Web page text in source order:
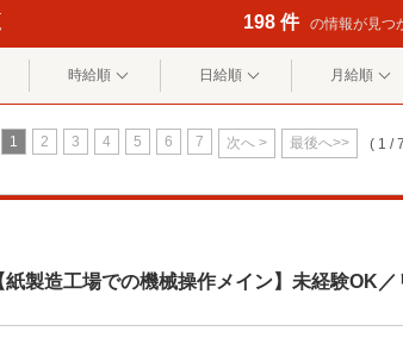
198 件 の情報が見つ
時給順 日給順 月給順
1 2 3 4 5 6 7 次へ > 最後へ>> ( 1 /
紙製造工場での機械操作メイン】未経験OK